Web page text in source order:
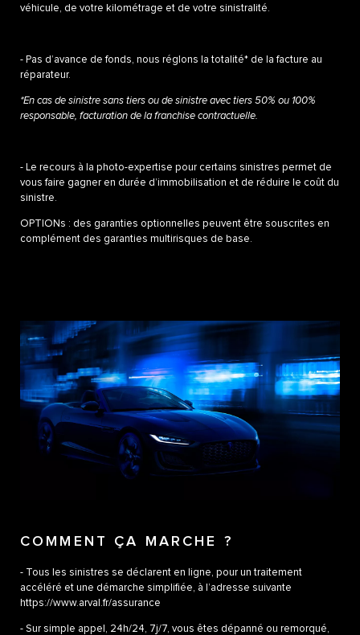
véhicule, de votre kilométrage et de votre sinistralité.​
- Pas d’avance de fonds, nous réglons la totalité* de la facture au
réparateur.​
*En cas de sinistre sans tiers ou de sinistre avec tiers 50% ou 100%
responsable, facturation de la franchise contractuelle.​
- Le recours à la photo-expertise pour certains sinistres permet de
vous faire gagner en durée d’immobilisation et de réduire le coût du
sinistre.​
OPTIONs : des garanties optionnelles peuvent être souscrites en
complément des garanties multirisques de base.
COMMENT ÇA MARCHE ?
- Tous les sinistres se déclarent en ligne, pour un traitement
accéléré et une démarche simplifiée, à l’adresse suivante
https://www.arval.fr/assurance​
- Sur simple appel, 24h/24, 7j/7, vous êtes dépanné ou remorqué,